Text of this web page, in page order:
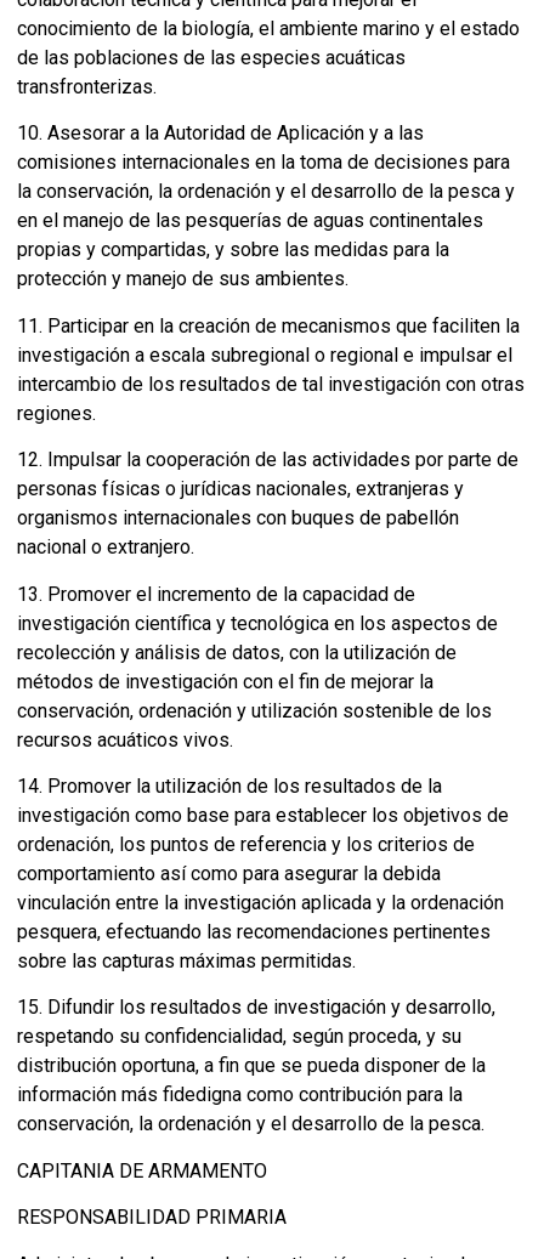
conocimiento de la biología, el ambiente marino y el estado
de las poblaciones de las especies acuáticas
transfronterizas.
10. Asesorar a la Autoridad de Aplicación y a las
comisiones internacionales en la toma de decisiones para
la conservación, la ordenación y el desarrollo de la pesca y
en el manejo de las pesquerías de aguas continentales
propias y compartidas, y sobre las medidas para la
protección y manejo de sus ambientes.
11. Participar en la creación de mecanismos que faciliten la
investigación a escala subregional o regional e impulsar el
intercambio de los resultados de tal investigación con otras
regiones.
12. Impulsar la cooperación de las actividades por parte de
personas físicas o jurídicas nacionales, extranjeras y
organismos internacionales con buques de pabellón
nacional o extranjero.
13. Promover el incremento de la capacidad de
investigación científica y tecnológica en los aspectos de
recolección y análisis de datos, con la utilización de
métodos de investigación con el fin de mejorar la
conservación, ordenación y utilización sostenible de los
recursos acuáticos vivos.
14. Promover la utilización de los resultados de la
investigación como base para establecer los objetivos de
ordenación, los puntos de referencia y los criterios de
comportamiento así como para asegurar la debida
vinculación entre la investigación aplicada y la ordenación
pesquera, efectuando las recomendaciones pertinentes
sobre las capturas máximas permitidas.
15. Difundir los resultados de investigación y desarrollo,
respetando su confidencialidad, según proceda, y su
distribución oportuna, a fin que se pueda disponer de la
información más fidedigna como contribución para la
conservación, la ordenación y el desarrollo de la pesca.
CAPITANIA DE ARMAMENTO
RESPONSABILIDAD PRIMARIA